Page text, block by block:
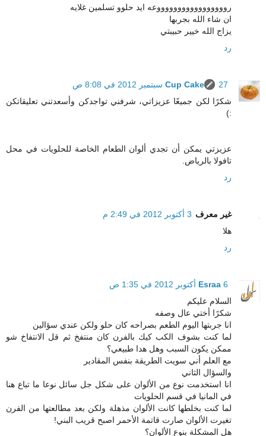
روووووووووووووووووعه ايد حلوو تسلمين غلايه
ان شاء الله بجربها
يزاج الله خيير حبيبتي
رد
Cup Cake
27 سبتمبر 2012 في 8:08 ص
شكرًا لكن جميعًا عزيزاتي، شرفني تواجدكن وأسعدتني تعليقاتكن
:)
عزيزتي يمكن أن تجدي ألوان الطعام الخاصة للحلويات في محل
تافولا بالرياض.
رد
غير معرف 3 أكتوبر 2012 في 2:49 م
هلا
رد
Esraa 6 أكتوبر 2012 في 1:35 ص
السلام عليكم
شكرًا أختي عال وصفه
انا جربتها اليوم الطعم بصراحه كان حلو ولكن عندي سؤالين
لما كنت بشوف الكب كيك بالفرن كان منتفخ ثم قل الانتفاخ شو
ممكن يكون السبب وهل هدا طبيعي؟
مع العلم أني سويت الطريقة بنفس المقادير
والسؤال الثاني
انا استخدمت نوع من الألوان على شكل جل سائل نوعا ما تباع هنا
في المانيا في قسم الحلويات
لما كنت بخلطها كانت الألوان مذهلة ولكن بعد مطالعتها من الفرن
تغيرت الألوان صارت قاتمة الأحمر اصبح قريب البني!
هل المشكلة بنوع الألوان؟